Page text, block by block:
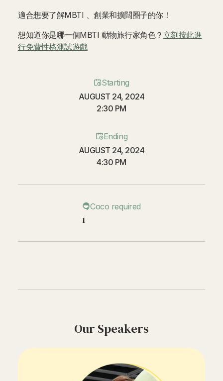
適合想要了解MBTI 、創業和擴闊圈子的你！
想知道你是哪一個MBTI 動物旅行家角色？ 立刻按此進
行免費性格測試遊戲
Starting
AUGUST 24, 2024
2:30 PM
Ending
AUGUST 24, 2024
4:30 PM
Coco required
1
Our Speakers